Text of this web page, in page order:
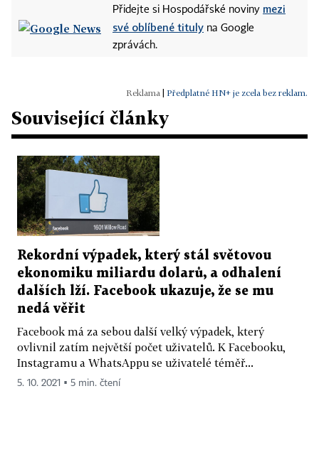
Přidejte si Hospodářské noviny mezi
své oblíbené tituly na Google
zprávách.
Předplatné HN+ je zcela bez reklam.
Související články
Rekordní výpadek, který stál světovou
ekonomiku miliardu dolarů, a odhalení
dalších lží. Facebook ukazuje, že se mu
nedá věřit
Facebook má za sebou další velký výpadek, který
ovlivnil zatím největší počet uživatelů. K Facebooku,
Instagramu a WhatsAppu se uživatelé téměř...
5. 10. 2021 ▪ 5 min. čtení